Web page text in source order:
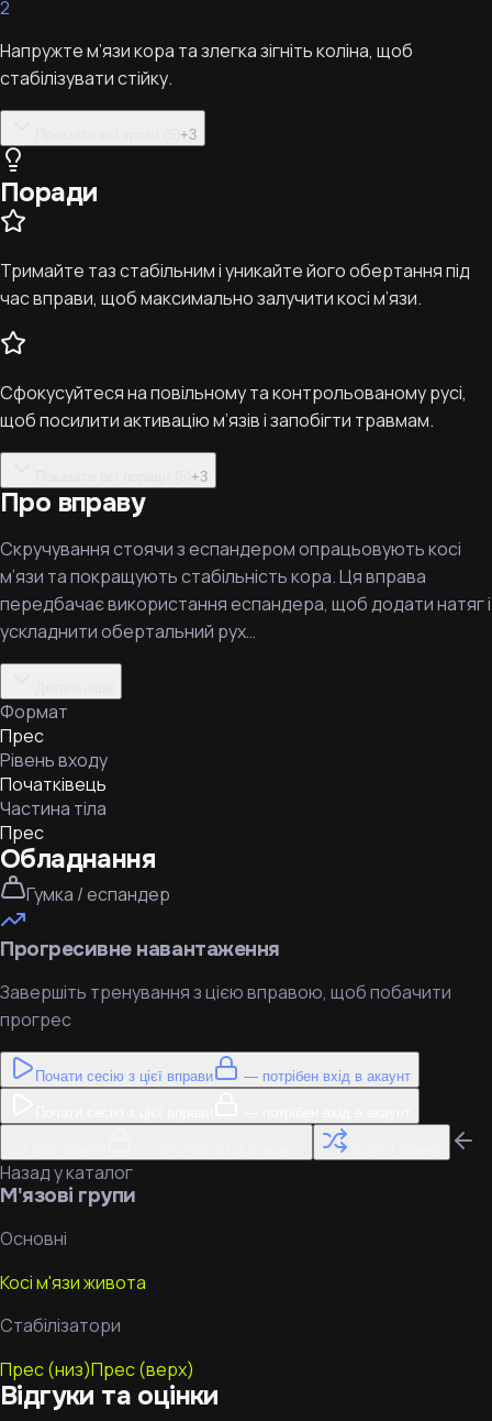
2
Напружте м’язи кора та злегка зігніть коліна, щоб
стабілізувати стійку.
+3
Поради
Тримайте таз стабільним і уникайте його обертання під
час вправи, щоб максимально залучити косі м’язи.
Сфокусуйтеся на повільному та контрольованому русі,
щоб посилити активацію м’язів і запобігти травмам.
+3
Про вправу
Скручування стоячи з еспандером опрацьовують косі
м’язи та покращують стабільність кора. Ця вправа
передбачає використання еспандера, щоб додати натяг і
ускладнити обертальний рух…
Формат
Прес
Рівень входу
Початківець
Частина тіла
Прес
Обладнання
Гумка / еспандер
Прогресивне навантаження
Завершіть тренування з цією вправою, щоб побачити
прогрес
Почати сесію з цієї вправи — потрібен вхід в акаунт
Назад у каталог
М'язові групи
Основні
Косі м'язи живота
Стабілізатори
Прес (низ)Прес (верх)
Відгуки та оцінки